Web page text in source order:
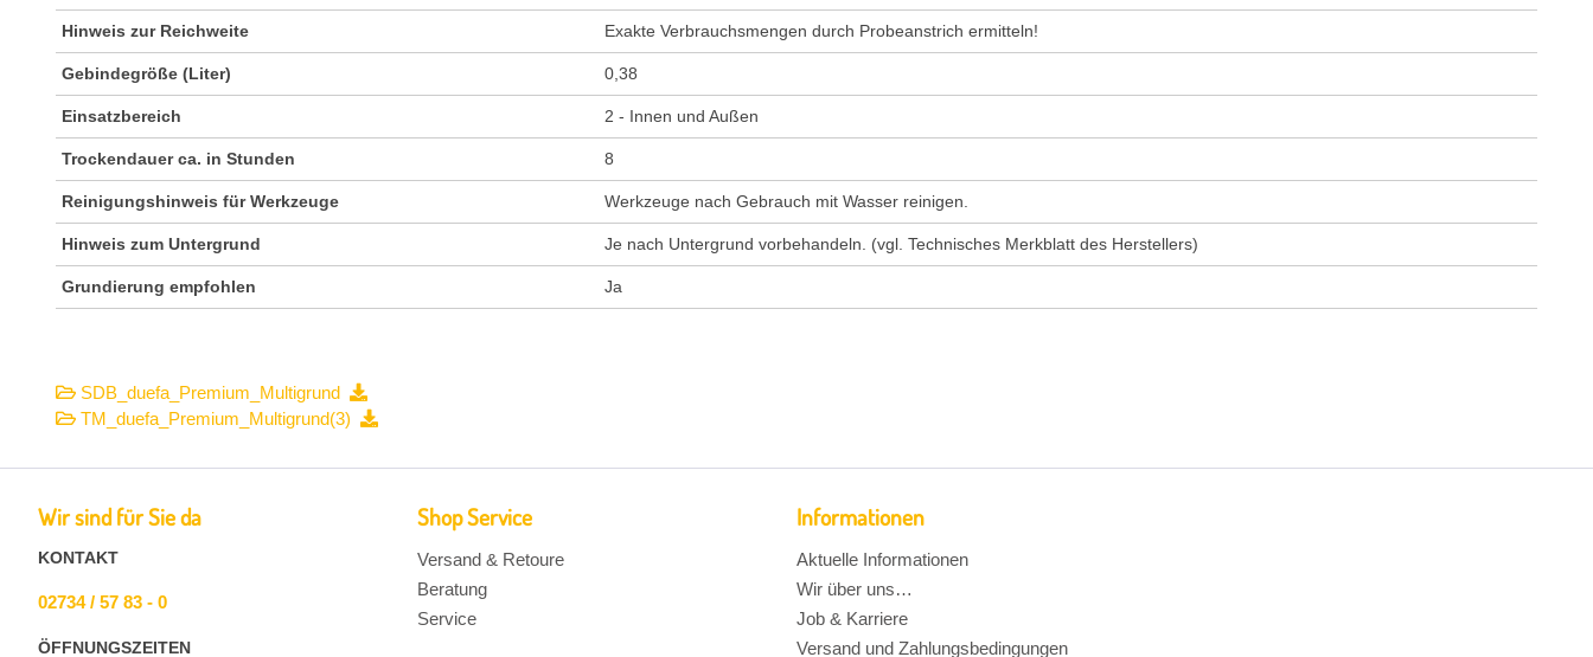
Hinweis zur Reichweite Exakte Verbrauchsmengen durch Probeanstrich ermitteln!
Gebindegröße (Liter) 0,38
Einsatzbereich 2 - Innen und Außen
Trockendauer ca. in Stunden 8
Reinigungshinweis für Werkzeuge Werkzeuge nach Gebrauch mit Wasser reinigen.
Hinweis zum Untergrund Je nach Untergrund vorbehandeln. (vgl. Technisches Merkblatt des Herstellers)
Grundierung empfohlen Ja
SDB_duefa_Premium_Multigrund
TM_duefa_Premium_Multigrund(3)
Wir sind für Sie da
KONTAKT
02734 / 57 83 - 0
ÖFFNUNGSZEITEN
Shop Service
Versand & Retoure
Beratung
Service
Informationen
Aktuelle Informationen
Wir über uns…
Job & Karriere
Versand und Zahlungsbedingungen